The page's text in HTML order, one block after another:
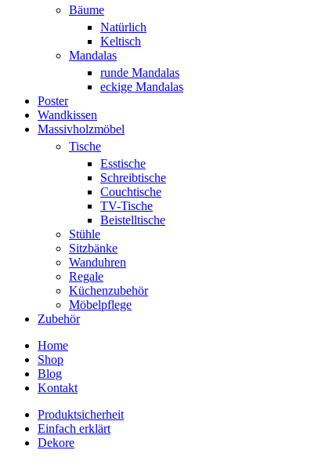
Bäume
Natürlich
Keltisch
Mandalas
runde Mandalas
eckige Mandalas
Poster
Wandkissen
Massivholzmöbel
Tische
Esstische
Schreibtische
Couchtische
TV-Tische
Beistelltische
Stühle
Sitzbänke
Wanduhren
Regale
Küchenzubehör
Möbelpflege
Zubehör
Home
Shop
Blog
Kontakt
Produktsicherheit
Einfach erklärt
Dekore